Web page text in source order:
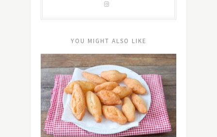
YOU MIGHT ALSO LIKE